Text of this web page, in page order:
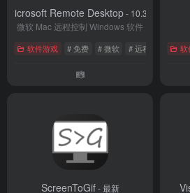
Microsoft Remote Desktop- 10.3.9
微软 Mac 远程控制 Windows 软件
软件游戏 # 免费 # 微软 # 远程桌面 软
ScreenToGif- 最新